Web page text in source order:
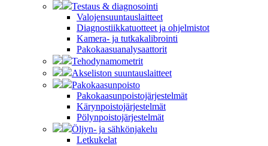
Testaus & diagnosointi
Valojensuuntauslaitteet
Diagnostiikkatuotteet ja ohjelmistot
Kamera- ja tutkakalibrointi
Pakokaasuanalysaattorit
Tehodynamometrit
Akseliston suuntauslaitteet
Pakokaasunpoisto
Pakokaasunpoistojärjestelmät
Kärynpoistojärjestelmät
Pölynpoistojärjestelmät
Öljyn- ja sähkönjakelu
Letkukelat